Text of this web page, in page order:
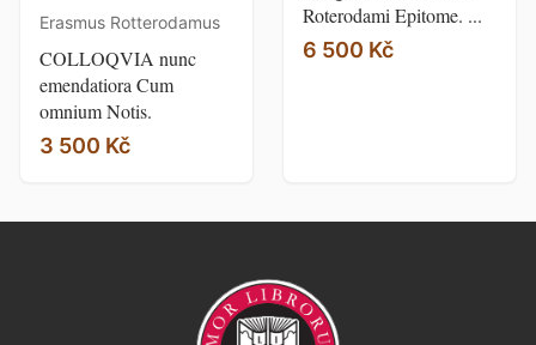
Erasmus Rotterodamus
COLLOQVIA nunc
emendatiora Cum
omnium Notis.
3 500 Kč
Roterodami Epitome. ...
6 500 Kč